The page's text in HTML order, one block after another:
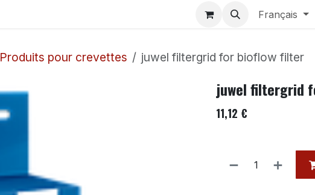
Français
Produits pour crevettes juwel filtergrid for bioflow filter
juwel filtergrid
11,12 €